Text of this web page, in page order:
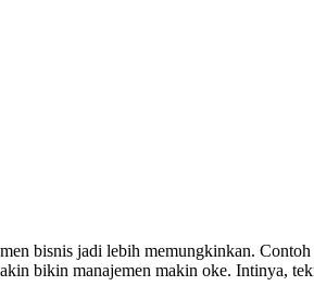
bisnis jadi lebih memungkinkan.
bikin manajemen makin oke. Intinya,